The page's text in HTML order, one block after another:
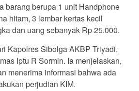
barang berupa 1 unit Handphone
hitam, 3 lembar kertas kecil
dan uang sebanyak Rp 25.000.
Kapolres Sibolga AKBP Triyadi,
Iptu R Sormin. Ia menjelaskan,
menerima informasi bahwa ada
perjudian KIM.